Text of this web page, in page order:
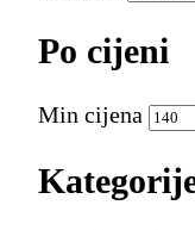
Po cijeni
Min cijena